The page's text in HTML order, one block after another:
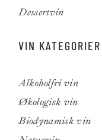
Dessertvin
VIN KATEGORIER
Alkoholfri vin
Økologisk vin
Biodynamisk vin